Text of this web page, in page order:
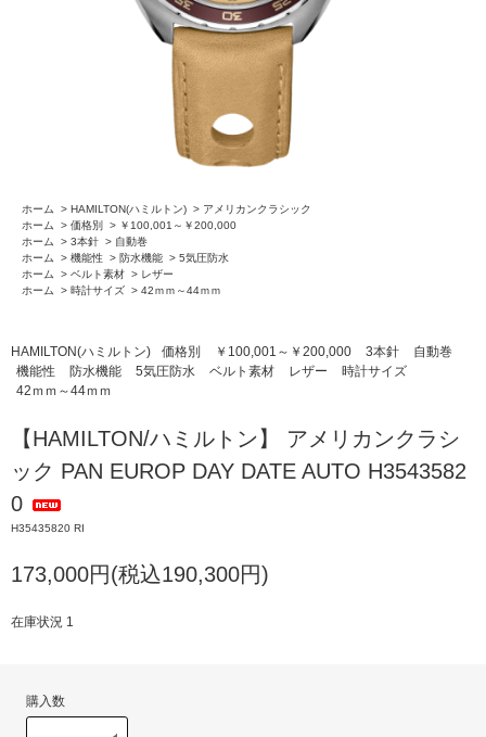
ホーム > HAMILTON(ハミルトン) > アメリカンクラシック
ホーム
> 価格別 > ￥100,001～￥200,000
ホーム
> 3本針 > 自動巻
ホーム
> 機能性 > 防水機能 > 5気圧防水
ホーム
> ベルト素材 > レザー
ホーム
> 時計サイズ > 42ｍｍ～44ｍｍ
HAMILTON(ハミルトン) 価格別 ￥100,001～￥200,000 3本針
自動巻
機能性
防水機能 5気圧防水 ベルト素材 レザー
時計サイズ
42ｍｍ～44ｍｍ
【HAMILTON/ハミルトン】 アメリカンクラシ
ック PAN EUROP DAY DATE AUTO H3543582
0
H35435820 RI
173,000円(税込190,300円)
在庫状況 1
購入数